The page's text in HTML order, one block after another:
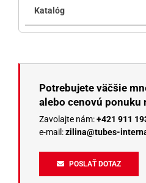
Potrebujete väčšie
alebo cenovú ponuku
Zavolajte nám:+421 911
e-mail:zilina@tubes-
POSLAŤ DOTAZ